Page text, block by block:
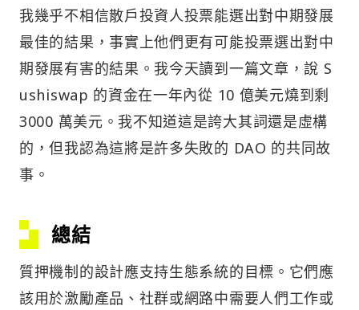
我幾乎不相信散戶投資人投票能選出對中期發展
最佳的結果，事實上他們更有可能投票選出對中
期發展有害的結果。我今天讀到一篇文章，說 S
ushiswap 的資金在一年內從 10 億美元燒到剩
3000 萬美元。我不知道這是誇大其詞還是虛構
的，但我認為這將是許多失敗的 DAO 的共同故
事。
總結
質押機制的設計應支持生態系統的目標。它們應
該用於激勵產品、社群或網路中需要人們工作或